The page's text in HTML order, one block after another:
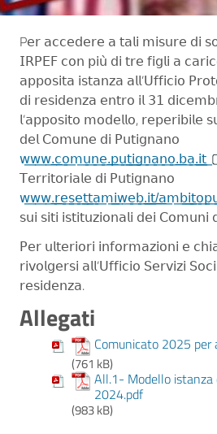
P𝖾𝗋 𝖺𝖼𝖼𝖾𝖽𝖾𝗋𝖾 𝖺 𝗍𝖺𝗅𝗂 𝗆𝗂𝗌𝗎𝗋𝖾 𝖽𝗂
𝖨𝖱𝖯𝖤𝖥 𝖼𝗈𝗇 𝗉𝗂𝗎̀ 𝖽𝗂 𝗍𝗋𝖾 𝖿𝗂𝗀𝗅𝗂 𝖺
𝖺𝗉𝗉𝗈𝗌𝗂𝗍𝖺 𝗂𝗌𝗍𝖺𝗇𝗓𝖺 𝖺𝗅𝗅’𝖴𝖿𝖿𝗂𝖼𝗂𝗈
𝖽𝗂 𝗋𝖾𝗌𝗂𝖽𝖾𝗇𝗓𝖺 𝖾𝗇𝗍𝗋𝗈 𝗂𝗅 𝟥𝟣
𝗅’𝖺𝗉𝗉𝗈𝗌𝗂𝗍𝗈 𝗆𝗈𝖽𝖾𝗅𝗅𝗈, 𝗋𝖾𝗉𝖾𝗋𝗂𝖻𝗂𝗅𝖾
𝖽𝖾𝗅 𝖢𝗈𝗆𝗎𝗇𝖾 𝖽𝗂 𝖯𝗎𝗍𝗂𝗀𝗇𝖺𝗇𝗈
𝗐͟𝗐͟𝗐͟.͟𝖼͟𝗈͟𝗆͟𝗎͟𝗇͟𝖾͟.͟𝗉͟𝗎͟𝗍͟𝗂͟𝗀͟𝗇͟𝖺͟𝗇͟𝗈͟.͟𝖻͟𝖺͟.͟𝗂͟𝗍͟
𝖳𝖾𝗋𝗋𝗂𝗍𝗈𝗋𝗂𝖺𝗅𝖾 𝖽𝗂 𝖯𝗎𝗍𝗂𝗀𝗇𝖺𝗇𝗈
𝗐͟𝗐͟𝗐͟.͟𝗋͟𝖾͟𝗌͟𝖾͟𝗍͟𝗍͟𝖺͟𝗆͟𝗂͟𝗐͟𝖾͟𝖻͟.͟𝗂͟𝗍͟/͟
𝗌𝗎𝗂 𝗌𝗂𝗍𝗂 𝗂𝗌𝗍𝗂𝗍𝗎𝗓𝗂𝗈𝗇𝖺𝗅𝗂 𝖽𝖾𝗂 𝖢𝗈𝗆𝗎𝗇𝗂
𝖯𝖾𝗋 𝗎𝗅𝗍𝖾𝗋𝗂𝗈𝗋𝗂 𝗂𝗇𝖿𝗈𝗋𝗆𝖺𝗓𝗂𝗈𝗇𝗂 𝖾
𝗋𝗂𝗏𝗈𝗅𝗀𝖾𝗋𝗌𝗂 𝖺𝗅𝗅’𝖴𝖿𝖿𝗂𝖼𝗂𝗈 𝖲𝖾𝗋𝗏𝗂𝗓𝗂
𝗋𝖾𝗌𝗂𝖽𝖾𝗇𝗓𝖺.
Allegati
Comunicato 2025
(761 kB)
All.1- Modello istanza
2024.pdf
(983 kB)